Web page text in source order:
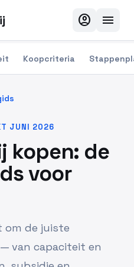
account_circle menu
Koopcriteria
JUNI 2026
kopen: de
voor
om de juiste
van capaciteit en